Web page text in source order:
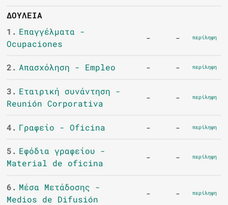
ΔΟΥΛΕΙΆ
1. Επαγγέλματα -
Ocupaciones
- - περίληψη
2. Απασχόληση - Empleo - - περίληψη
3. Εταιρική συνάντηση -
Reunión Corporativa
- - περίληψη
4. Γραφείο - Oficina - - περίληψη
5. Εφόδια γραφείου -
Material de oficina
- - περίληψη
6. Μέσα Μετάδοσης -
Medios de Difusión
- - περίληψη